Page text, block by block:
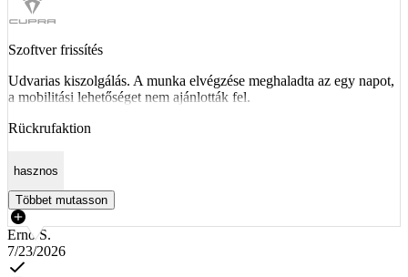
Szoftver frissítés
Udvarias kiszolgálás. A munka elvégzése meghaladta az egy napot,
a mobilitási lehetőséget nem ajánlották fel.
Rückrufaktion
hasznos
Többet mutasson
Ernő S.
7/23/2026